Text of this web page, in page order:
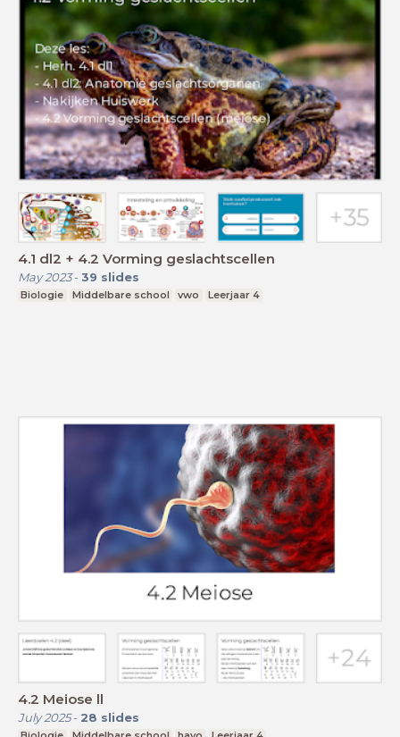
4.1 dl2 + 4.2 Vorming geslachtscellen
May 2023- 39 slides
Biologie Middelbare school vwo Leerjaar 4
4.2 Meiose ll
July 2025- 28 slides